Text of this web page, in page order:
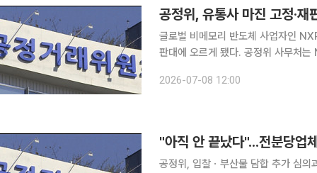
공정위, 유통사 마진 고정·
글로벌 비메모리 반도체 사업자인
판대에 오르게 됐다. 공정위 사무처는 NXP와 ADI의 위반 혐의와 제재 의견을 담은 심사보고서를
행위 사실과 제재 의견을 담은 문서로
2026-07-08 12:00
"아직 안 끝났다"...전분당업
공정위, 입찰ㆍ부산물 담합 추가 심의과징금 최대